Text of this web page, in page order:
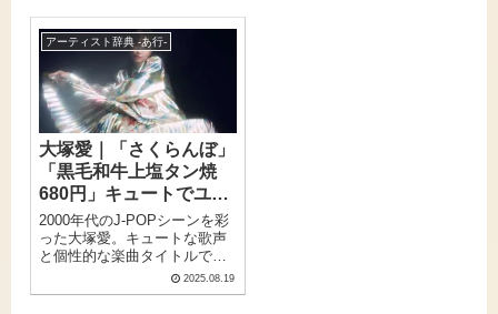
アーティスト辞典 -あ行-
大塚愛｜「さくらんぼ」
「黒毛和牛上塩タン焼
680円」キュートでユニ
ーク！心躍る楽曲と多彩
な活動
2000年代のJ-POPシーンを彩
った大塚愛。キュートな歌声
と個性的な楽曲タイトルで多
くのファンを魅了したシンガ
ーソングライターです。デビ
2025.08.19